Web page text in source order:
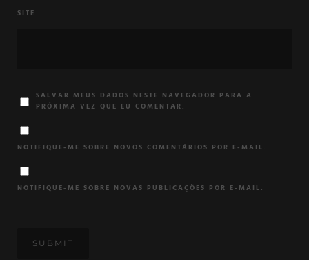
SITE
SALVAR MEUS DADOS NESTE NAVEGADOR PARA A
PRÓXIMA VEZ QUE EU COMENTAR.
NOTIFIQUE-ME SOBRE NOVOS COMENTÁRIOS POR E-MAIL.
NOTIFIQUE-ME SOBRE NOVAS PUBLICAÇÕES POR E-MAIL.